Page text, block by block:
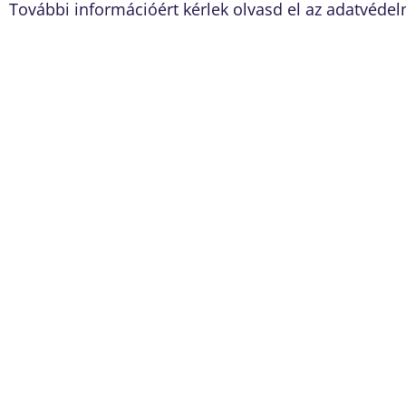
További információért kérlek olvasd el az